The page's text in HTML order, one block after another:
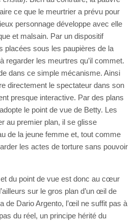
ce que le meurtrier a prévu pour
personnage développe avec elle
et malsain. Par un dispositif
placées sous les paupières de la
regarder les meurtres qu’il commet.
dans ce simple mécanisme. Ainsi
directement le spectateur dans son
presque interactive. Par des plans
le point de vue de Betty. Les
au premier plan, il se glisse
de la jeune femme et, tout comme
les actes de torture sans pouvoir
du point de vue est donc au cœur
sur le gros plan d’un œil de
de Dario Argento, l’œil ne suffit pas à
du réel, un principe hérité du